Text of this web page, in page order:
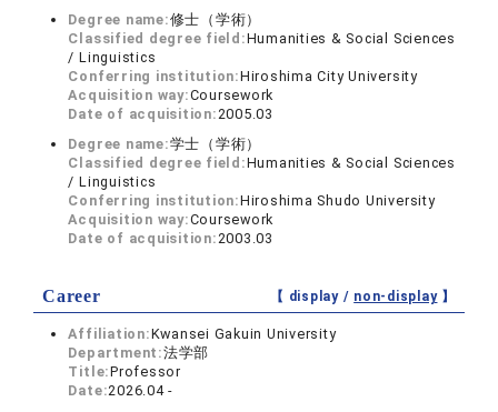
Degree name:修士（学術）
Classified degree field:Humanities & Social Sciences
/ Linguistics
Conferring institution:Hiroshima City University
Acquisition way:Coursework
Date of acquisition:2005.03
Degree name:学士（学術）
Classified degree field:Humanities & Social Sciences
/ Linguistics
Conferring institution:Hiroshima Shudo University
Acquisition way:Coursework
Date of acquisition:2003.03
Career 【 display / non-display】
Affiliation:Kwansei Gakuin University
Department:法学部
Title:Professor
Date:2026.04 -